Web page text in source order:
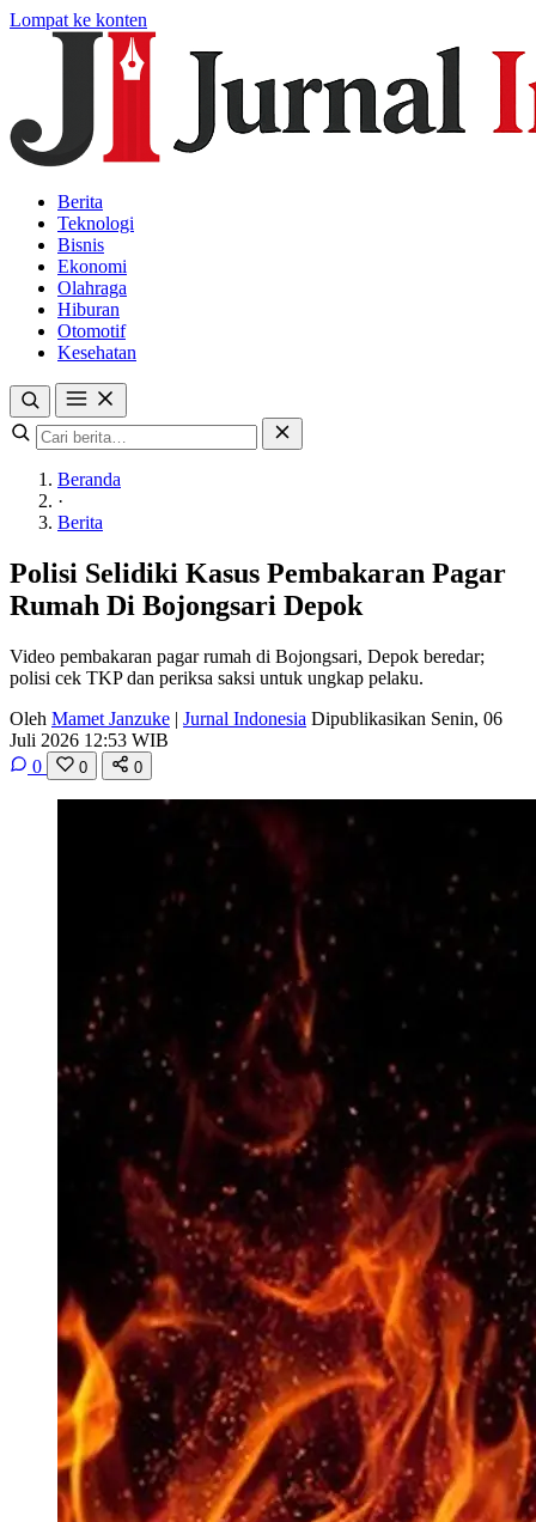
Lompat ke konten
Berita
Teknologi
Bisnis
Ekonomi
Olahraga
Hiburan
Otomotif
Kesehatan
Beranda
·
Berita
Polisi Selidiki Kasus Pembakaran Pagar
Rumah Di Bojongsari Depok
Video pembakaran pagar rumah di Bojongsari, Depok beredar;
polisi cek TKP dan periksa saksi untuk ungkap pelaku.
Oleh Mamet Janzuke | Jurnal Indonesia Dipublikasikan Senin, 06
Juli 2026 12:53 WIB
0
0 0